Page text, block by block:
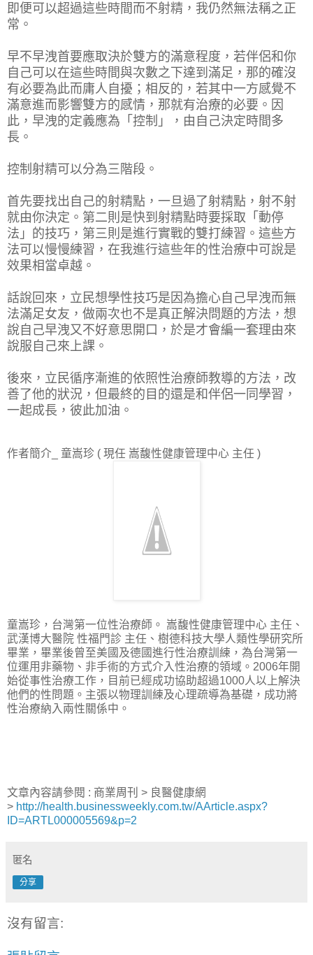
即便可以超過這些時間而不射精，我仍然無法稱之正
常。
早不早洩首要應取決於雙方的滿意程度，若伴侶和你
自己可以在這些時間與次數之下達到滿足，那的確沒
有必要為此而庸人自擾；相反的，若其中一方感覺不
滿意進而影響雙方的感情，那就有治療的必要。因
此，早洩的定義應為「控制」，由自己決定時間多
長。
控制射精可以分為三階段。
首先要找出自己的射精點，一旦過了射精點，射不射
就由你決定。第二則是快到射精點時要採取「動停
法」的技巧，第三則是進行實戰的雙打練習。這些方
法可以慢慢練習，在我進行這些年的性治療中可說是
效果相當卓越。
話說回來，立民想學性技巧是因為擔心自己早洩而無
法滿足女友，做兩次也不是真正解決問題的方法，想
說自己早洩又不好意思開口，於是才會編一套理由來
說服自己來上課。
後來，立民循序漸進的依照性治療師教導的方法，改
善了他的狀況，但最終的目的還是和伴侶一同學習，
一起成長，彼此加油。
作者簡介_ 童嵩珍 ( 現任 嵩馥性健康管理中心 主任 )
童嵩珍，台灣第一位性治療師。 嵩馥性健康管理中心 主任、
武漢博大醫院 性福門診 主任、樹德科技大學人類性學研究所
畢業，畢業後曾至美國及德國進行性治療訓練，為台灣第一
位運用非藥物、非手術的方式介入性治療的領域。2006年開
始從事性治療工作，目前已經成功協助超過1000人以上解決
他們的性問題。主張以物理訓練及心理疏導為基礎，成功將
性治療納入兩性關係中。
文章內容請參閱 : 商業周刊 > 良醫健康網
> http://health.businessweekly.com.tw/AArticle.aspx?
ID=ARTL000005569&p=2
匿名
分享
沒有留言: